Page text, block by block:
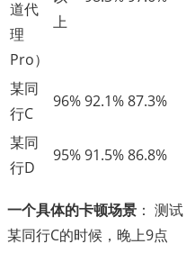
道代
理
Pro）
上
某同
行C
96%92.1%87.3%
某同
行D
95%91.5%86.8%
一个具体的卡顿场景 ： 测试
某同行C的时候，晚上9点